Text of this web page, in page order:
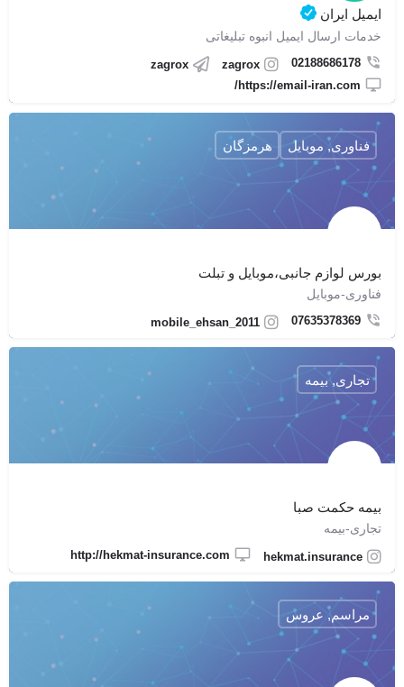
ایمیل ایران
خدمات ارسال ایمیل انبوه تبلیغاتی
02188686178
zagrox
zagrox
https://email-iran.com/
بورس لوازم جانبی،موبایل و تبلت
فناوری-موبایل
07635378369
mobile_ehsan_2011
فناوری, موبایل هرمزگان
بیمه حکمت صبا
تجاری-بیمه
hekmat.insurance
http://hekmat-insurance.com
تجاری, بیمه
مراسم, عروس